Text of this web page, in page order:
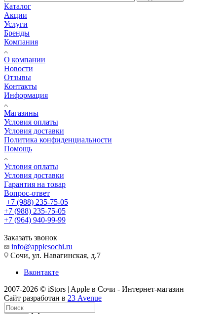
Каталог
Акции
Услуги
Бренды
Компания
О компании
Новости
Отзывы
Контакты
Информация
Магазины
Условия оплаты
Условия доставки
Политика конфиденциальности
Помощь
Условия оплаты
Условия доставки
Гарантия на товар
Вопрос-ответ
+7 (988) 235-75-05
+7 (988) 235-75-05
+7 (964) 940-99-99
Заказать звонок
info@applesochi.ru
Сочи, ул. Навагинская, д.7
Вконтакте
2007-2026 © iStors | Apple в Сочи - Интернет-магазин
Сайт разработан в 23 Avenue